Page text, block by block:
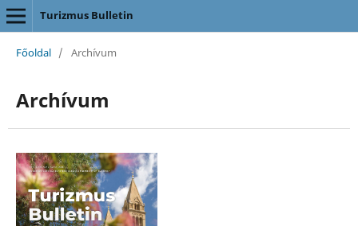
Turizmus Bulletin
Főoldal / Archívum
Archívum